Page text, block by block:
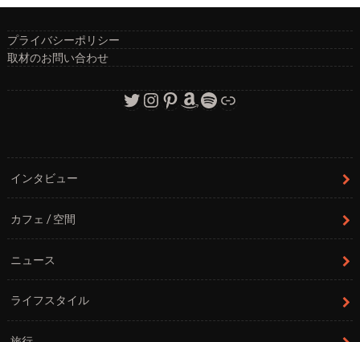
プライバシーポリシー
取材のお問い合わせ
Twitter
Instagram
Pinterest
Amazon
Spotify
リンク
インタビュー
カフェ / 空間
ニュース
ライフスタイル